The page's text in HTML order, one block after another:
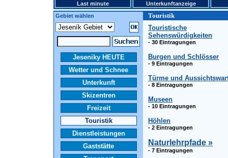
Last minute
Unterkunftanzeige
Gebiet wählen
Touristik
Jeseniky HEUTE
Wetter und Schnee
Unterkunft
Skizentren
Freizeit
Touristik
Dienstleistungen
Gaststätte
Touristische
Sehenswürdigkeiten
- 30 Eintragungen
Burgen und Schlösser
- 9 Eintragungen
Türme und
- 8 Eintragungen
Museen
- 10 Eintragungen
Höhlen
- 2 Eintragungen
Naturlehrpfade »
- 7 Eintragungen